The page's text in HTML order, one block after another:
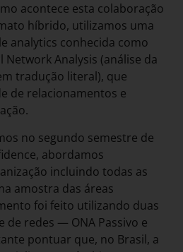
acontece esta colaboração
híbrido, utilizamos uma
analytics conhecida como
Analysis (análise da
tradução literal), que
de relacionamentos e
no segundo semestre de
abordamos
incluindo todas as
amostra das áreas
foi feito utilizando duas
de redes — ONA Passivo e
pontuar que, no Brasil, a